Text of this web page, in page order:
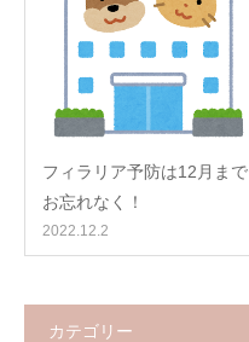
フィラリア予防は12月まで
お忘れなく！
2022.12.2
カテゴリー